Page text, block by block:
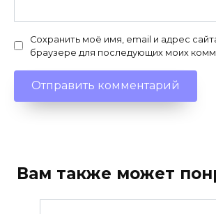
Сохранить моё имя, email и адрес
браузере для последующих моих
Вам также может